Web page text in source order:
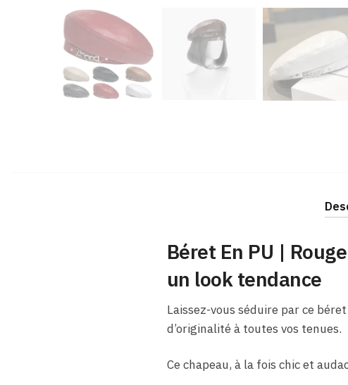
Béret En PU |
un look tendance
Laissez-vous séduire par ce
d’originalité à toutes vos tenues.
Ce chapeau, à la fois chic et